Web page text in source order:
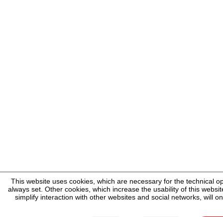
This website uses cookies, which are necessary for the technical
always set. Other cookies, which increase the usability of this
simplify interaction with other websites and social networks, will